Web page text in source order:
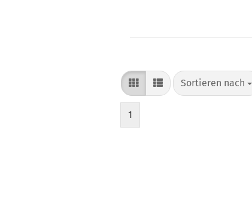
Sortieren nach
Sortieren nach
1